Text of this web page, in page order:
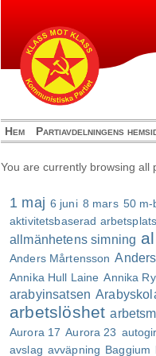
Hem Partiavdelningens
You are currently browsing all
1 maj 6 juni 8 mars 50 m-
aktivitetsbaserad arbetsplats
allmänhetens simning
Anders Mårtensson
Annika Hull Laine Annika
arabyinsatsen
arbetslöshet
Aurora 17 Aurora 23
avslag avväpning Baggium